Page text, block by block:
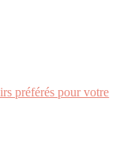
préférés pour votre